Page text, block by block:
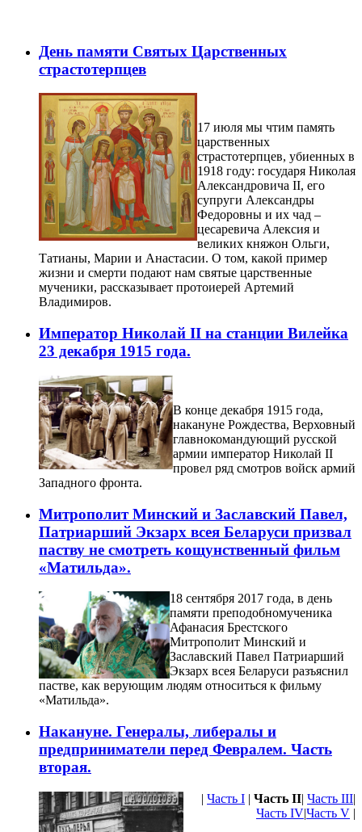
День памяти Святых Царственных
страстотерпцев
17 июля мы чтим память
царственных
страстотерпцев, убиенных в
1918 году: государя Николая
Александровича II, его
супруги Александры
Федоровны и их чад –
цесаревича Алексия и
великих княжон Ольги,
Татианы, Марии и Анастасии. О том, какой пример
жизни и смерти подают нам святые царственные
мученики, рассказывает протоиерей Артемий
Владимиров.
Император Николай II на станции Вилейка
23 декабря 1915 года.
В конце декабря 1915 года,
накануне Рождества, Верховный
главнокомандующий русской
армии император Николай II
провел ряд смотров войск армий
Западного фронта.
Митрополит Минский и Заславский Павел,
Патриарший Экзарх всея Беларуси призвал
паству не смотреть кощунственный фильм
«Матильда».
18 сентября 2017 года, в день
памяти преподобномученика
Афанасия Брестского
Митрополит Минский и
Заславский Павел Патриарший
Экзарх всея Беларуси разъяснил
пастве, как верующим людям относиться к фильму
«Матильда».
Накануне. Генералы, либералы и
предприниматели перед Февралем. Часть
вторая.
| Часть I | Часть II| Часть III|
Часть IV|Часть V |